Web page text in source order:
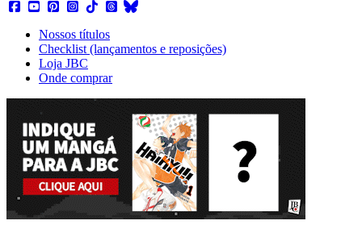
Nossos títulos
Checklist (lançamentos e reposições)
Loja JBC
Onde comprar